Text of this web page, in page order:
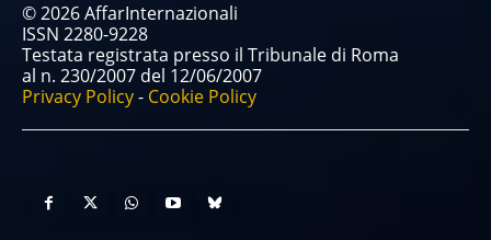
© 2026 AffarInternazionali
ISSN 2280-9228
Testata registrata presso il Tribunale di Roma
al n. 230/2007 del 12/06/2007
Privacy Policy- Cookie Policy